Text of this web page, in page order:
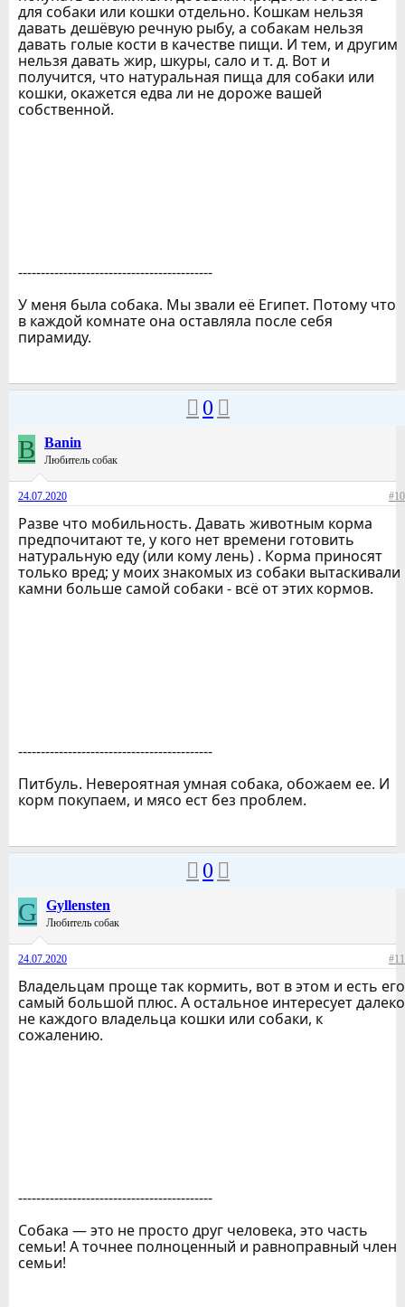
для собаки или кошки отдельно. Кошкам нельзя
давать дешёвую речную рыбу, а собакам нельзя
давать голые кости в качестве пищи. И тем, и другим
нельзя давать жир, шкуры, сало и т. д. Вот и
получится, что натуральная пища для собаки или
кошки, окажется едва ли не дороже вашей
собственной.
-------------------------------------------
У меня была собака. Мы звали её Египет. Потому что
в каждой комнате она оставляла после себя
пирамиду.
0
B Banin
Любитель собак
24.07.2020 #10
Разве что мобильность. Давать животным корма
предпочитают те, у кого нет времени готовить
натуральную еду (или кому лень) . Корма приносят
только вред; у моих знакомых из собаки вытаскивали
камни больше самой собаки - всё от этих кормов.
-------------------------------------------
Питбуль. Невероятная умная собака, обожаем ее. И
корм покупаем, и мясо ест без проблем.
0
G Gyllensten
Любитель собак
24.07.2020 #11
Владельцам проще так кормить, вот в этом и есть его
самый большой плюс. А остальное интересует далеко
не каждого владельца кошки или собаки, к
сожалению.
-------------------------------------------
Собака — это не просто друг человека, это часть
семьи! А точнее полноценный и равноправный член
семьи!